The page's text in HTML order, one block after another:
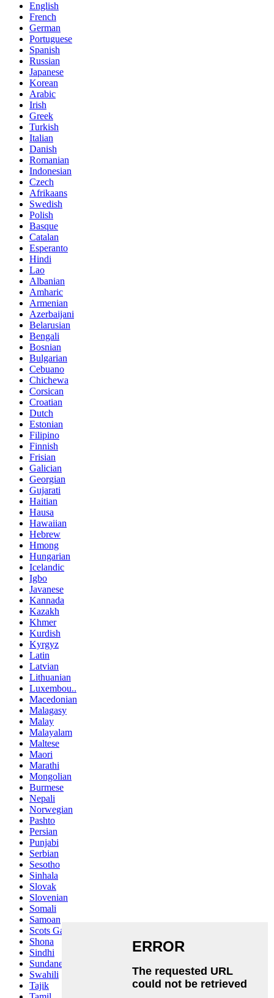
English
French
German
Portuguese
Spanish
Russian
Japanese
Korean
Arabic
Irish
Greek
Turkish
Italian
Danish
Romanian
Indonesian
Czech
Afrikaans
Swedish
Polish
Basque
Catalan
Esperanto
Hindi
Lao
Albanian
Amharic
Armenian
Azerbaijani
Belarusian
Bengali
Bosnian
Bulgarian
Cebuano
Chichewa
Corsican
Croatian
Dutch
Estonian
Filipino
Finnish
Frisian
Galician
Georgian
Gujarati
Haitian
Hausa
Hawaiian
Hebrew
Hmong
Hungarian
Icelandic
Igbo
Javanese
Kannada
Kazakh
Khmer
Kurdish
Kyrgyz
Latin
Latvian
Lithuanian
Luxembou..
Macedonian
Malagasy
Malay
Malayalam
Maltese
Maori
Marathi
Mongolian
Burmese
Nepali
Norwegian
Pashto
Persian
Punjabi
Serbian
Sesotho
Sinhala
Slovak
Slovenian
Somali
Samoan
Scots Gaelic
Shona
Sindhi
Sundanese
Swahili
Tajik